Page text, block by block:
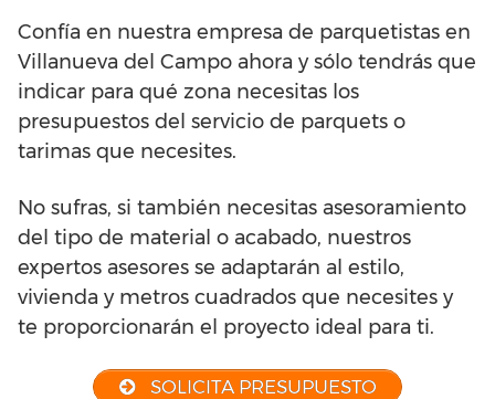
Confía en nuestra empresa de parquetistas en
Villanueva del Campo ahora y sólo tendrás que
indicar para qué zona necesitas los
presupuestos del servicio de parquets o
tarimas que necesites.
No sufras, si también necesitas asesoramiento
del tipo de material o acabado, nuestros
expertos asesores se adaptarán al estilo,
vivienda y metros cuadrados que necesites y
te proporcionarán el proyecto ideal para ti.
SOLICITA PRESUPUESTO